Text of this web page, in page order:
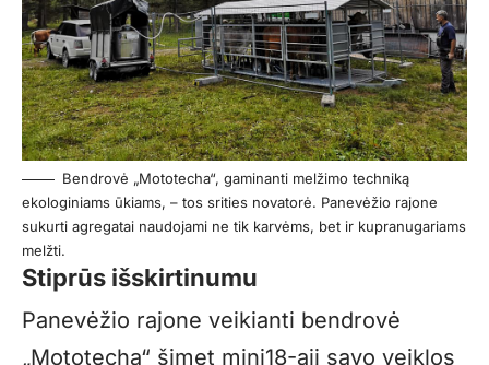
Bendrovė „Mototecha“, gaminanti melžimo techniką
ekologiniams ūkiams, – tos srities novatorė. Panevėžio rajone
sukurti agregatai naudojami ne tik karvėms, bet ir kupranugariams
melžti.
Stiprūs išskirtinumu
Panevėžio rajone veikianti bendrovė
„Mototecha“ šįmet mini18-ąjį savo veiklos